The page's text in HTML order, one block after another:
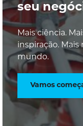
seu
Mais ciência.
inspiração.
mundo.
Vamos